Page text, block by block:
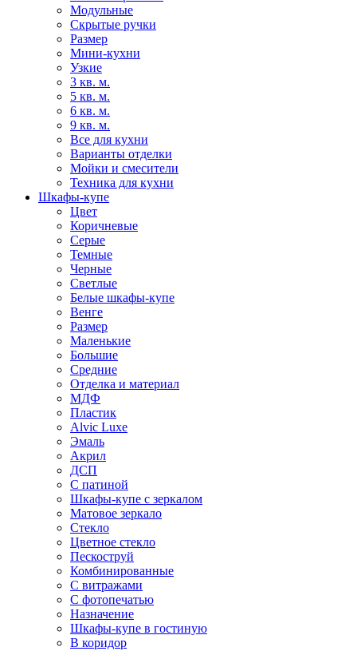
Модульные
Скрытые ручки
Размер
Мини-кухни
Узкие
3 кв. м.
5 кв. м.
6 кв. м.
9 кв. м.
Все для кухни
Варианты отделки
Мойки и смесители
Техника для кухни
Шкафы-купе
Цвет
Коричневые
Серые
Темные
Черные
Светлые
Белые шкафы-купе
Венге
Размер
Маленькие
Большие
Средние
Отделка и материал
МДФ
Пластик
Alvic Luxe
Эмаль
Акрил
ДСП
С патиной
Шкафы-купе с зеркалом
Матовое зеркало
Стекло
Цветное стекло
Пескоструй
Комбинированные
С витражами
С фотопечатью
Назначение
Шкафы-купе в гостиную
В коридор